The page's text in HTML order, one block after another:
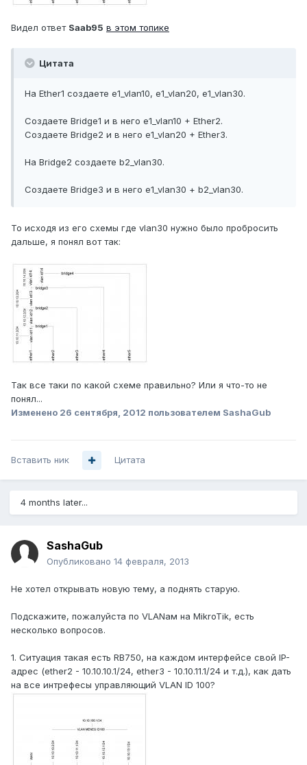
Видел ответ Saab95 в этом топике
Цитата
На Ether1 создаете e1_vlan10, e1_vlan20, e1_vlan30.
Создаете Bridge1 и в него e1_vlan10 + Ether2.
Создаете Bridge2 и в него e1_vlan20 + Ether3.
На Bridge2 создаете b2_vlan30.
Создаете Bridge3 и в него e1_vlan30 + b2_vlan30.
То исходя из его схемы где vlan30 нужно было пробросить
дальше, я понял вот так:
Так все таки по какой схеме правильно? Или я что-то не
понял...
Изменено 26 сентября, 2012 пользователем SashaGub
Вставить ник Цитата
4 months later...
SashaGub
Опубликовано 14 февраля, 2013
Не хотел открывать новую тему, а поднять старую.
Подскажите, пожалуйста по VLANам на MikroTik, есть
несколько вопросов.
1. Ситуация такая есть RB750, на каждом интерфейсе свой IP-
адрес (ether2 - 10.10.10.1/24, ether3 - 10.10.11.1/24 и т.д.), как дать
на все интрефесы управляющий VLAN ID 100?